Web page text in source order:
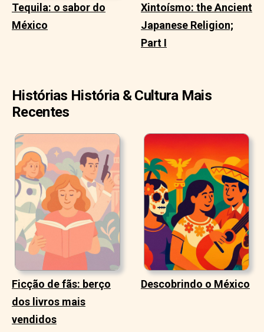
Tequila: o sabor do
México
Xintoísmo: the Ancient
Japanese Religion;
Part I
Histórias História & Cultura Mais
Recentes
Ficção de fãs: berço
dos livros mais
vendidos
Descobrindo o México